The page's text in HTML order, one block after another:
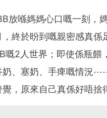
放喺媽媽心口嘅一刻，
終於昐到嘅親密感真
嘅2人世界；即使係瓶
奶、塞奶、手痺嘅情況
，原來自己真係好唔捨